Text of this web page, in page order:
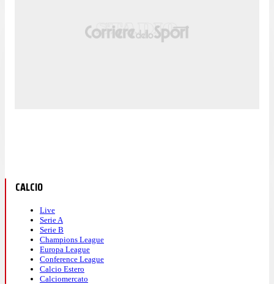
CALCIO
Live
Serie A
Serie B
Champions League
Europa League
Conference League
Calcio Estero
Calciomercato